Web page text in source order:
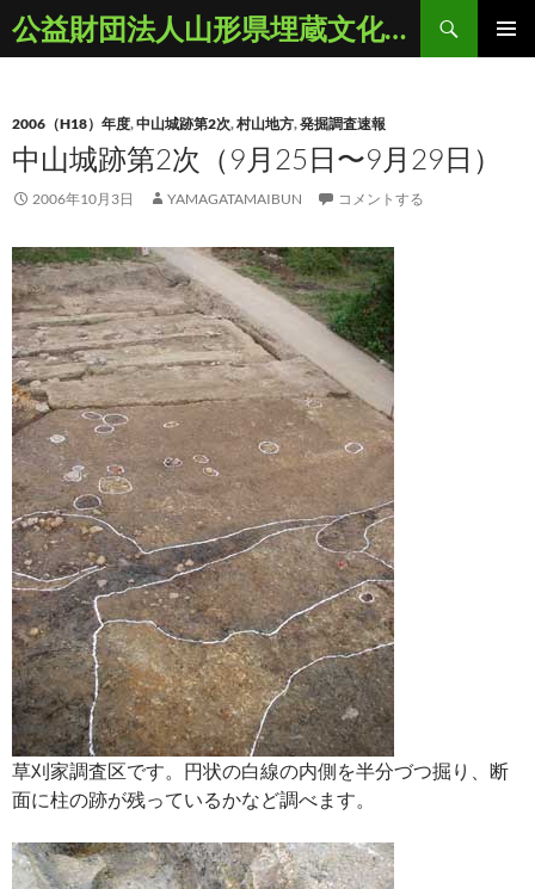
ン
ツ
へ
ッ
プ
公益財団法人山形県埋蔵文化財センター
検
索
2006（H18）年度,中山城跡第2次,村山地方,発掘調査速報
中山城跡第2次（9月25日〜9月29日）
2006年10月3日 YAMAGATAMAIBUN コメントする
草刈家調査区です。円状の白線の内側を半分づつ掘り、断
面に柱の跡が残っているかなど調べます。